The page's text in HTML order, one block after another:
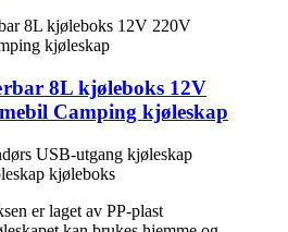
8L kjøleboks 12V
Camping kjøleskap
USB-utgang kjøleskap
kjøleboks
er laget av PP-plast